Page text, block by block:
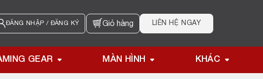
ĐĂNG NHẬP / ĐĂNG KÝ Giỏ hàng LIÊN HỆ NGAY
GEAR MÀN HÌNH KHÁC